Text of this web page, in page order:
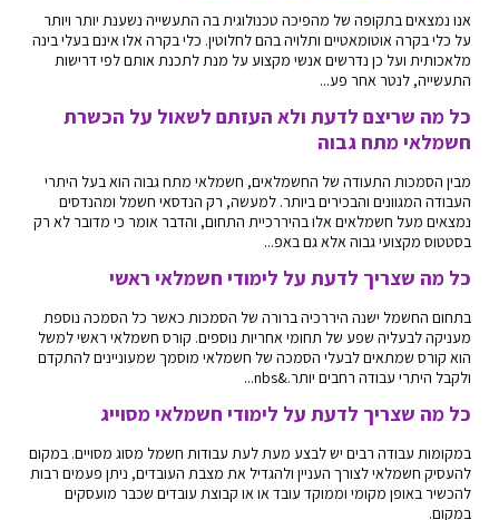
אנו נמצאים בתקופה של מהפיכה טכנולוגית בה התעשייה נשענת יותר ויותר
על כלי בקרה אוטומאטיים ותלויה בהם לחלוטין. כלי בקרה אלו אינם בעלי בינה
מלאכותית ועל כן נדרשים אנשי מקצוע על מנת לתכנת אותם לפי דרישות
התעשייה, לנטר אחר פע...
כל מה שריצם לדעת ולא העזתם לשאול על הכשרת
חשמלאי מתח גבוה
מבין הסמכות התעודה של החשמלאים, חשמלאי מתח גבוה הוא בעל היתרי
העבודה המגוונים והבכירים ביותר. למעשה, רק הנדסאי חשמל ומהנדסים
נמצאים מעל חשמלאים אלו בהיררכיית התחום, והדבר אומר כי מדובר לא רק
בסטטוס מקצועי גבוה אלא גם באפ...
כל מה שצריך לדעת על לימודי חשמלאי ראשי
בתחום החשמל ישנה היררכיה ברורה של הסמכות כאשר כל הסמכה נוספת
מעניקה לבעליה שפע של תחומי אחריות נוספים. קורס חשמלאי ראשי למשל
הוא קורס שמתאים לבעלי הסמכה של חשמלאי מוסמך שמעוניינים להתקדם
ולקבל היתרי עבודה רחבים יותר.&nbs...
כל מה שצריך לדעת על לימודי חשמלאי מסוייג
במקומות עבודה רבים יש לבצע מעת לעת עבודות חשמל מסוג מסויים. במקום
להעסיק חשמלאי לצורך העניין ולהגדיל את מצבת העובדים, ניתן פעמים רבות
להכשיר באופן מקומי וממוקד עובד או או קבוצת עובדים שכבר מועסקים
במקום.